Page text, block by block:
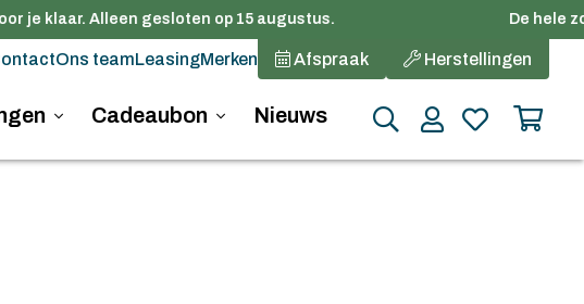
je klaar. Alleen gesloten op 15 augustus. De hele
Ons teamLeasingMerken Afspraak Herstellingen
Cadeaubon Nieuws